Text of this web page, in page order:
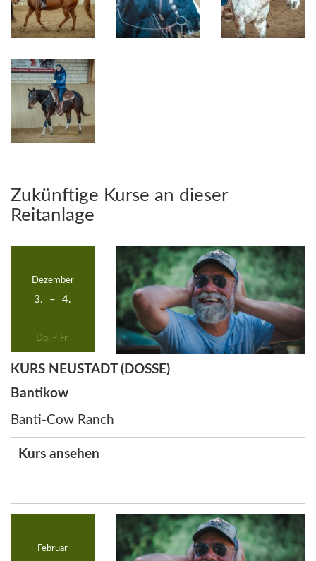
Zukünftige Kurse an dieser
Reitanlage
3. – 4.
Dezember
Do. – Fr.
KURS NEUSTADT (DOSSE)
Bantikow
Banti-Cow Ranch
Kurs ansehen
Februar